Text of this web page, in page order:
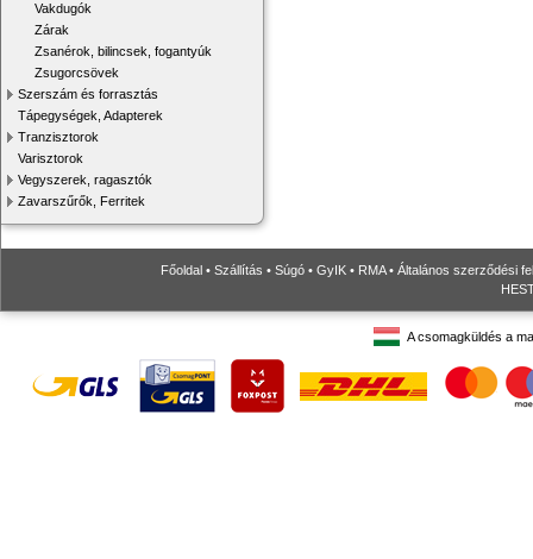
Vakdugók
Zárak
Zsanérok, bilincsek, fogantyúk
Zsugorcsövek
Szerszám és forrasztás
Tápegységek, Adapterek
Tranzisztorok
Varisztorok
Vegyszerek, ragasztók
Zavarszűrők, Ferritek
Főoldal • Szállítás • Súgó • GyIK • RMA• Általános szerződési
A csomagküldés a